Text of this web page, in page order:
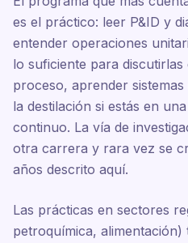
es el práctico: leer P&ID y
entender operaciones
lo suficiente para
proceso, aprender
la destilación si estás en
continuo. La vía de
otra carrera y rara vez se
años descrito aquí.
Las prácticas en sectores
petroquímica,